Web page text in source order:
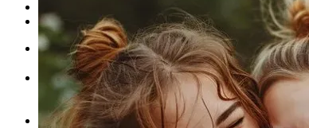
Thành tích
EN
Tìm kiếm:
Chưa có khóa học yêu thích.